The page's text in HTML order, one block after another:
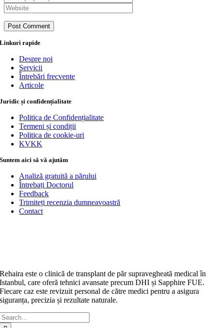
Linkuri rapide
Despre noi
Servicii
Întrebări frecvente
Articole
Juridic și confidențialitate
Politica de Confidențialitate
Termeni și condiții
Politica de cookie-uri
KVKK
Suntem aici să vă ajutăm
Analiză gratuită a părului
Întrebați Doctorul
Feedback
Trimiteți recenzia dumneavoastră
Contact
Rehaira este o clinică de transplant de păr supravegheată medical în
Istanbul, care oferă tehnici avansate precum DHI și Sapphire FUE.
Fiecare caz este revizuit personal de către medici pentru a asigura
siguranța, precizia și rezultate naturale.